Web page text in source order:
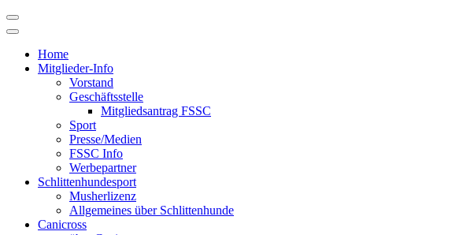
Skip
to
Home
Mitglieder-Info
Vorstand
Geschäftsstelle
Mitgliedsantrag FSSC
Sport
Presse/Medien
FSSC Info
Werbepartner
Schlittenhundesport
Musherlizenz
Allgemeines über Schlittenhunde
Canicross